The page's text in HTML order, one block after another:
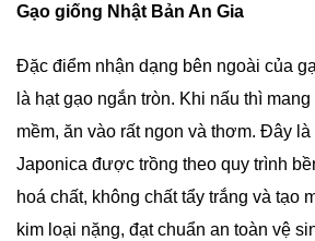
Gạo giống Nhật Bản An Gia
Đặc điểm nhận dạng bên ngoài của
là hạt gạo ngắn tròn. Khi nấu thì
mềm, ăn vào rất ngon và thơm. Đây
Japonica được trồng theo quy trình
hoá chất, không chất tẩy trắng và tạo
kim loại nặng, đạt chuẩn an toàn vệ